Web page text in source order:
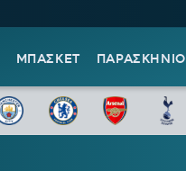
ΜΠΑΣΚΕΤ ΠΑΡΑΣΚΗΝΙΟ